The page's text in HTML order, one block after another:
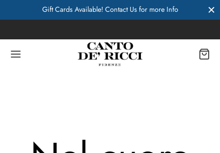
Free shipping in Italy